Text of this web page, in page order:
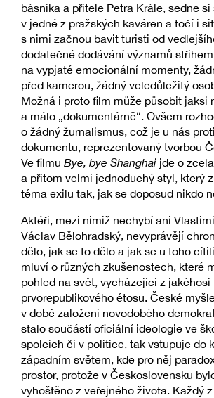
básníka a přítele Petra Krále, sedne si
v jedné z pražských kaváren a točí i
s nimi začnou bavit turisti od
dodatečné dodávání významů
na vypjaté emocionální momenty,
před kamerou, žádný veledůležitý
Možná i proto film může působit jaksi
a málo „dokumentárně“. Ovšem
o žádný žurnalismus, což je u nás
dokumentu, reprezentovaný tvorbou
Ve filmu Bye, bye Shanghai jde o
a přitom velmi jednoduchý styl, který
téma exilu tak, jak se doposud nikdo
Aktéři, mezi nimiž nechybí ani
Václav Bělohradský, nevyprávějí
dělo, jak se to dělo a jak se u toho
mluví o různých zkušenostech, které
pohled na svět, vycházející z jakéhosi
prvorepublikového étosu. České
v době založení novodobého
stalo součástí oficiální ideologie ve
spolcích či v politice, tak vstupuje do
západním světem, kde pro něj
prostor, protože v Československu
vyhoštěno z veřejného života. Každý